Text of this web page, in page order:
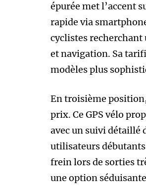
épurée met l’accent
rapide via
cyclistes
et navigation. Sa
modèles plus
En troisième
prix. Ce GPS vélo
avec un suivi détaillé
utilisateurs
frein lors de sorties
une option